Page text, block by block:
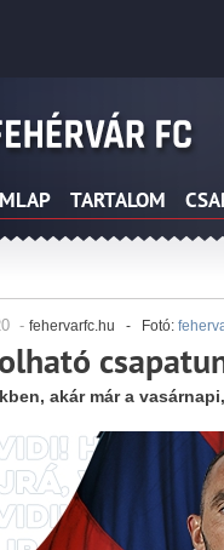
TARTALOM
- fehervarfc.hu - Fotó:
akár már a